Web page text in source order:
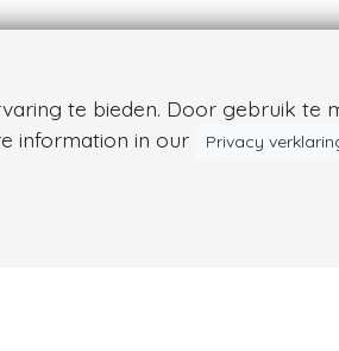
te bieden. Door gebruik te
information in our
Privacy